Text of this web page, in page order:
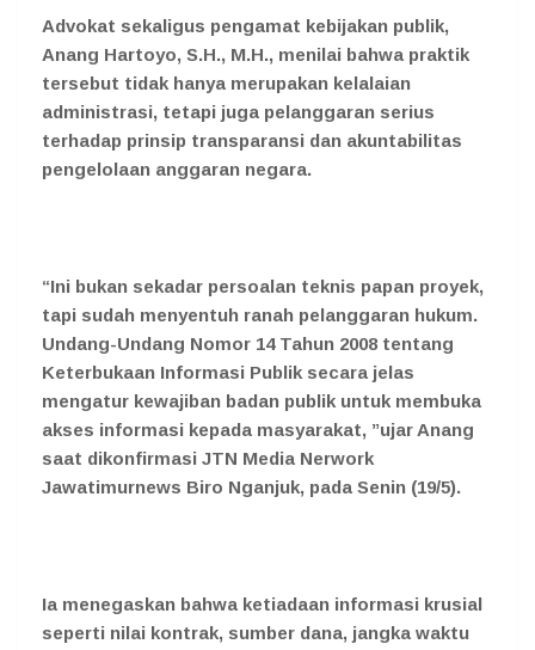
Advokat sekaligus pengamat kebijakan publik,
Anang Hartoyo, S.H., M.H., menilai bahwa praktik
tersebut tidak hanya merupakan kelalaian
administrasi, tetapi juga pelanggaran serius
terhadap prinsip transparansi dan akuntabilitas
pengelolaan anggaran negara.
“Ini bukan sekadar persoalan teknis papan proyek,
tapi sudah menyentuh ranah pelanggaran hukum.
Undang-Undang Nomor 14 Tahun 2008 tentang
Keterbukaan Informasi Publik secara jelas
mengatur kewajiban badan publik untuk membuka
akses informasi kepada masyarakat, ”ujar Anang
saat dikonfirmasi JTN Media Nerwork
Jawatimurnews Biro Nganjuk, pada Senin (19/5).
Ia menegaskan bahwa ketiadaan informasi krusial
seperti nilai kontrak, sumber dana, jangka waktu